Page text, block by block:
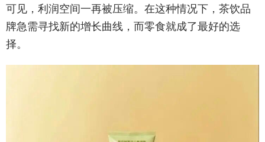
可见，利润空间一再被压缩。在这种情况下，茶饮品
牌急需寻找新的增长曲线，而零食就成了最好的选
择。